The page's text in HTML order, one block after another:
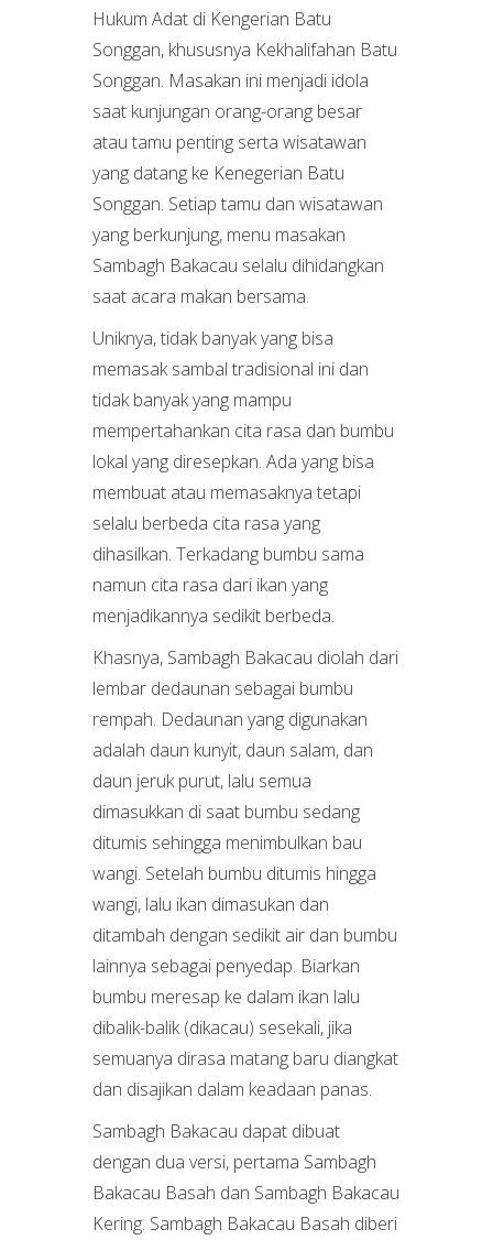
Hukum Adat di Kengerian Batu
Songgan, khususnya Kekhalifahan Batu
Songgan. Masakan ini menjadi idola
saat kunjungan orang-orang besar
atau tamu penting serta wisatawan
yang datang ke Kenegerian Batu
Songgan. Setiap tamu dan wisatawan
yang berkunjung, menu masakan
Sambagh Bakacau selalu dihidangkan
saat acara makan bersama.
Uniknya, tidak banyak yang bisa
memasak sambal tradisional ini dan
tidak banyak yang mampu
mempertahankan cita rasa dan bumbu
lokal yang diresepkan. Ada yang bisa
membuat atau memasaknya tetapi
selalu berbeda cita rasa yang
dihasilkan. Terkadang bumbu sama
namun cita rasa dari ikan yang
menjadikannya sedikit berbeda.
Khasnya, Sambagh Bakacau diolah dari
lembar dedaunan sebagai bumbu
rempah. Dedaunan yang digunakan
adalah daun kunyit, daun salam, dan
daun jeruk purut, lalu semua
dimasukkan di saat bumbu sedang
ditumis sehingga menimbulkan bau
wangi. Setelah bumbu ditumis hingga
wangi, lalu ikan dimasukan dan
ditambah dengan sedikit air dan bumbu
lainnya sebagai penyedap. Biarkan
bumbu meresap ke dalam ikan lalu
dibalik-balik (dikacau) sesekali, jika
semuanya dirasa matang baru diangkat
dan disajikan dalam keadaan panas.
Sambagh Bakacau dapat dibuat
dengan dua versi, pertama Sambagh
Bakacau Basah dan Sambagh Bakacau
Kering. Sambagh Bakacau Basah diberi